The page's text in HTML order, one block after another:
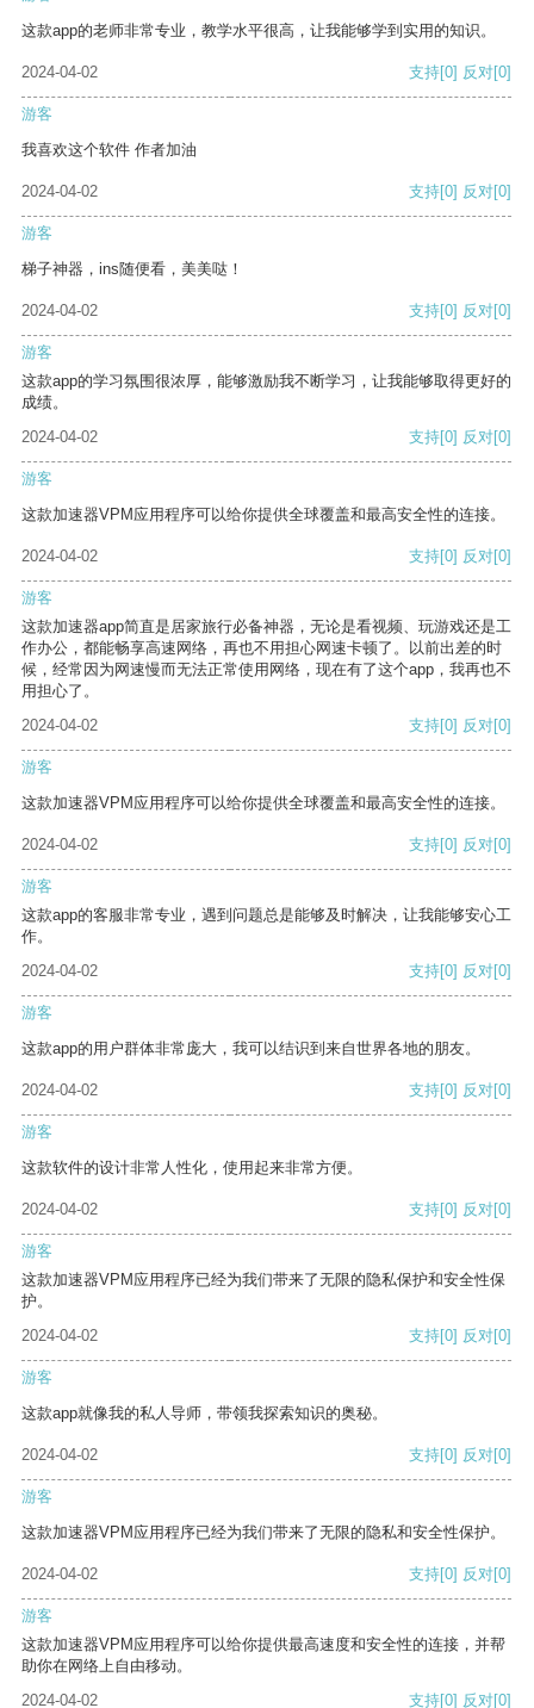
这款app的老师非常专业，教学水平很高，让我能够学到实用的知识。
2024-04-02 支持[0] 反对[0]
游客
我喜欢这个软件 作者加油
2024-04-02 支持[0] 反对[0]
游客
梯子神器，ins随便看，美美哒！
2024-04-02 支持[0] 反对[0]
游客
这款app的学习氛围很浓厚，能够激励我不断学习，让我能够取得更好的
成绩。
2024-04-02
支持[0] 反对[0]
游客
这款加速器VPM应用程序可以给你提供全球覆盖和最高安全性的连接。
2024-04-02 支持[0] 反对[0]
游客
这款加速器app简直是居家旅行必备神器，无论是看视频、玩游戏还是工
作办公，都能畅享高速网络，再也不用担心网速卡顿了。以前出差的时
候，经常因为网速慢而无法正常使用网络，现在有了这个app，我再也不
用担心了。
2024-04-02
支持[0] 反对[0]
游客
这款加速器VPM应用程序可以给你提供全球覆盖和最高安全性的连接。
2024-04-02 支持[0] 反对[0]
游客
这款app的客服非常专业，遇到问题总是能够及时解决，让我能够安心工
作。
2024-04-02
支持[0] 反对[0]
游客
这款app的用户群体非常庞大，我可以结识到来自世界各地的朋友。
2024-04-02 支持[0] 反对[0]
游客
这款软件的设计非常人性化，使用起来非常方便。
2024-04-02 支持[0] 反对[0]
游客
这款加速器VPM应用程序已经为我们带来了无限的隐私保护和安全性保
护。
2024-04-02
支持[0] 反对[0]
游客
这款app就像我的私人导师，带领我探索知识的奥秘。
2024-04-02 支持[0] 反对[0]
游客
这款加速器VPM应用程序已经为我们带来了无限的隐私和安全性保护。
2024-04-02 支持[0] 反对[0]
游客
这款加速器VPM应用程序可以给你提供最高速度和安全性的连接，并帮
助你在网络上自由移动。
2024-04-02
支持[0] 反对[0]